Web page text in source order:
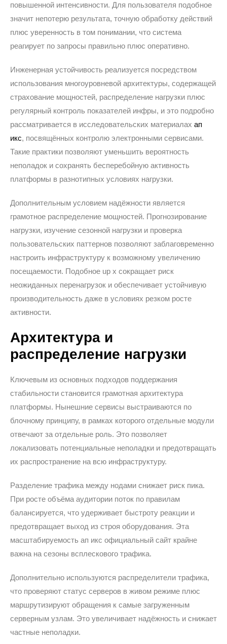
повышенной интенсивности. Для пользователя подобное
значит непотерю результата, точную обработку действий
плюс уверенность в том понимании, что система
реагирует по запросы правильно плюс оперативно.
Инженерная устойчивость реализуется посредством
использования многоуровневой архитектуры, содержащей
страхование мощностей, распределение нагрузки плюс
регулярный контроль показателей инфры, и это подробно
рассматривается в исследовательских материалах ап
икс, посвящённых контролю электронными сервисами.
Такие практики позволяют уменьшить вероятность
неполадок и сохранять бесперебойную активность
платформы в разнотипных условиях нагрузки.
Дополнительным условием надёжности является
грамотное распределение мощностей. Прогнозирование
нагрузки, изучение сезонной нагрузки и проверка
пользовательских паттернов позволяют заблаговременно
настроить инфраструктуру к возможному увеличению
посещаемости. Подобное up x сокращает риск
неожиданных перенагрузок и обеспечивает устойчивую
производительность даже в условиях резком росте
активности.
Архитектура и
распределение нагрузки
Ключевым из основных подходов поддержания
стабильности становится грамотная архитектура
платформы. Нынешние сервисы выстраиваются по
блочному принципу, в рамках которого отдельные модули
отвечают за отдельные роль. Это позволяет
локализовать потенциальные неполадки и предотвращать
их распространение на всю инфраструктуру.
Разделение трафика между нодами снижает риск пика.
При росте объёма аудитории поток по правилам
балансируется, что удерживает быстроту реакции и
предотвращает выход из строя оборудования. Эта
масштабируемость ап икс официальный сайт крайне
важна на сезоны всплескового трафика.
Дополнительно используются распределители трафика,
что проверяют статус серверов в живом режиме плюс
маршрутизируют обращения к самые загруженным
серверным узлам. Это увеличивает надёжность и снижает
частные неполадки.